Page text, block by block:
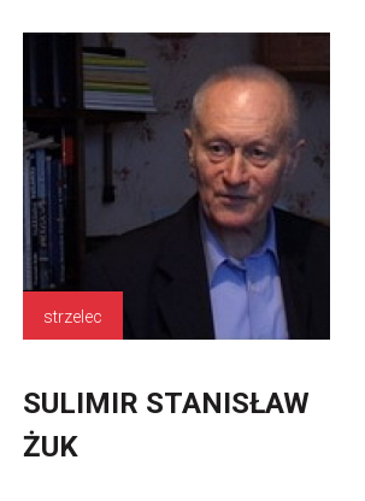
strzelec
SULIMIR STANISŁAW
ŻUK